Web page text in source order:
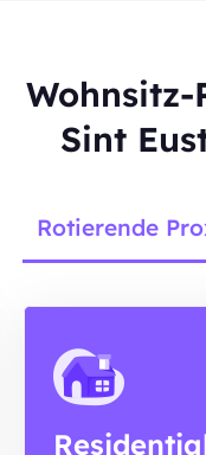
Sint
Rotierende